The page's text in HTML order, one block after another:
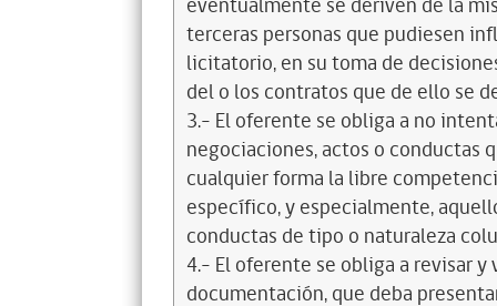
eventualmente se deriven de la
terceras personas que pudiesen
licitatorio, en su toma de
del o los contratos que de ello se
3.- El oferente se obliga a no
negociaciones, actos o conductas
cualquier forma la libre
específico, y especialmente,
conductas de tipo o naturaleza
4.- El oferente se obliga a revisar
documentación, que deba